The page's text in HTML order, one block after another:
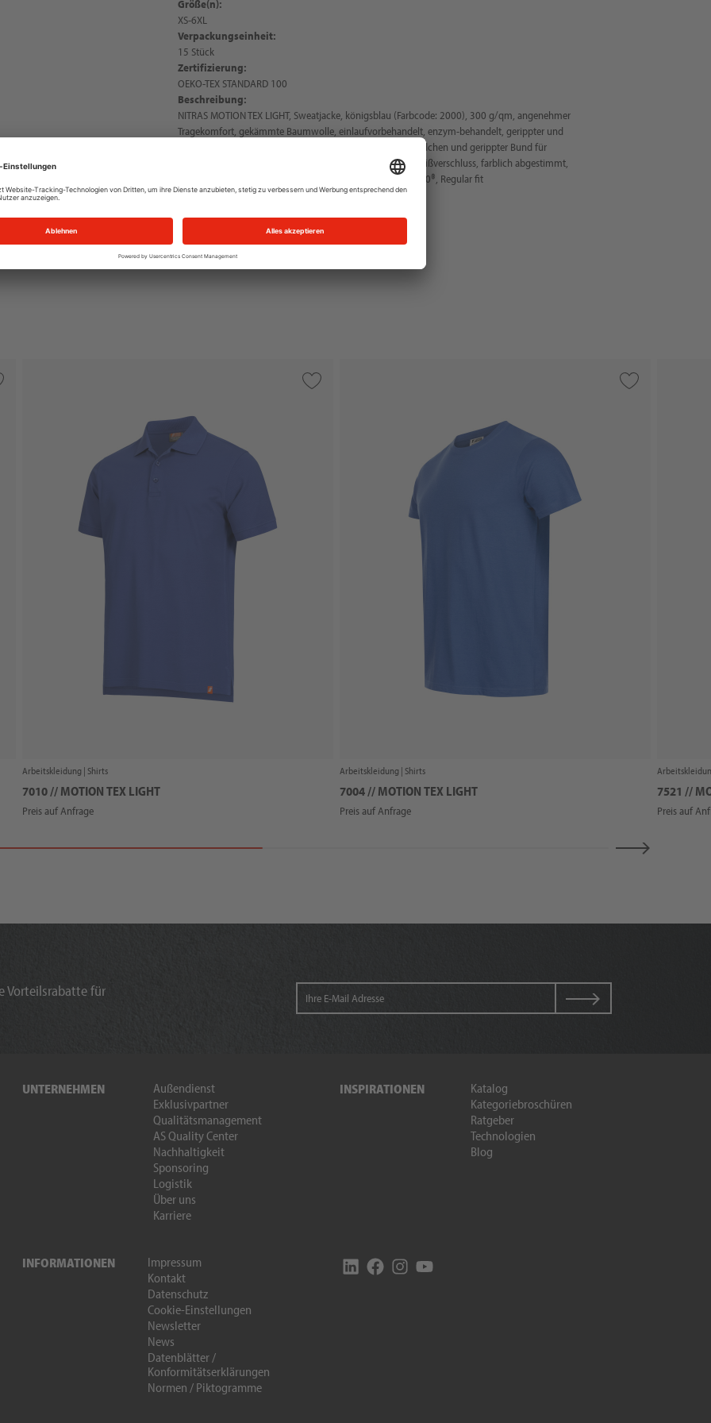
Größe(n):
XS-6XL
Verpackungseinheit:
15 Stück
Zertifizierung:
OEKO-TEX STANDARD 100
Beschreibung:
NITRAS MOTION TEX LIGHT, Sweatjacke, königsblau (Farbcode: 2000), 300 g/qm, angenehmer
Tragekomfort, gekämmte Baumwolle, einlaufvorbehandelt, enzym-behandelt, gerippter und
hoher Stehkragen, Ziernaht im Nacken, gerippte Ärmelbündchen und gerippter Bund für
optimalen Halt, zwei Seitentaschen, durchgehender YKK-Reißverschluss, farblich abgestimmt,
weiche und angeraute Innenseite, OEKO-TEX STANDARD 100®, Regular fit
Arbeitskleidung | Shirts
7010 // MOTION TEX LIGHT
Preis auf Anfrage
Arbeitskleidung | Shirts
7004 // MOTION TEX LIGHT
Preis auf Anfrage
7521 //
Preis auf
Vorteilsrabatte für
UNTERNEHMEN
Außendienst
Exklusivpartner
Qualitätsmanagement
AS Quality Center
Nachhaltigkeit
Sponsoring
Logistik
Über uns
Karriere
INSPIRATIONEN
Katalog
Kategoriebroschüren
Ratgeber
Technologien
Blog
INFORMATIONEN
Impressum
Kontakt
Datenschutz
Cookie-Einstellungen
Newsletter
News
Datenblätter /
Konformitätserklärungen
Normen / Piktogramme